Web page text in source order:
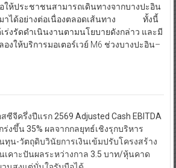
ให้ประชาชนสามารถเดินทางจากบางปะอิน
มาได้อย่างต่อเนื่องตลอดเส้นทาง ทั้งนี้
ร่งรัดดำเนินงานตามนโยบายดังกล่าว และมี
งให้บริการมอเตอร์เวย์ M6 ช่วงบางปะอิน–
สซีจีครึ่งปีแรก 2569 Adjusted Cash EBITDA
ร่งขึ้น 35% ผลจากกลยุทธ์เชิงรุกบริหาร
ทุน-วัตถุดิบวินัยการเงินเข้มปรับโครงสร้าง
เคาะปันผลระหว่างกาล 3.5 บาท/หุ้นคาด